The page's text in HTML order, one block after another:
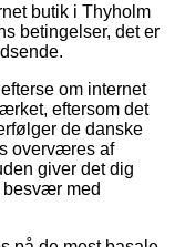
butik i Thyholm
betingelser, det er
om internet
eftersom det
de danske
overværes af
giver det dig
besvær med